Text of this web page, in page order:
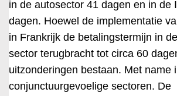
in de autosector 41 dagen en in de
dagen. Hoewel de implementatie
in Frankrijk de betalingstermijn in
sector terugbracht tot circa 60
uitzonderingen bestaan. Met name
conjunctuurgevoelige sectoren. De